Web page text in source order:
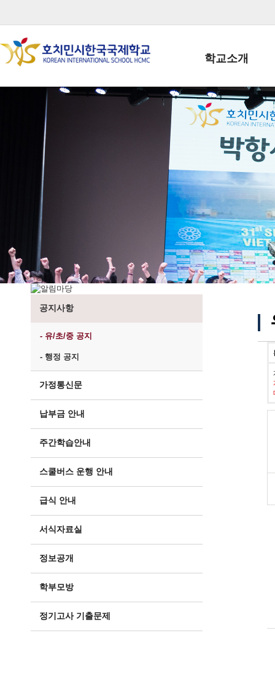
학교소개
학교장인사말
학생회장인사말
학교상징
학교 CI
교직원현황
학생현황
위치/전화
전경사진
공지사항
- 유/초/중 공지
- 행정 공지
가정통신문
납부금 안내
주간학습안내
스쿨버스 운행 안내
급식 안내
서식자료실
정보공개
학부모방
정기고사 기출문제